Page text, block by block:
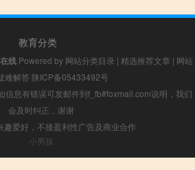
教育分类
线 Powered by 网站分类目录 | 精选推荐文章 | 网站
难解答 陕ICP备05433492号
信息有错误可发邮件到f_fb#foxmail.com说明，我们
会及时纠正，谢谢
趣爱好，不接盈利性广告及商业合作
小男孩